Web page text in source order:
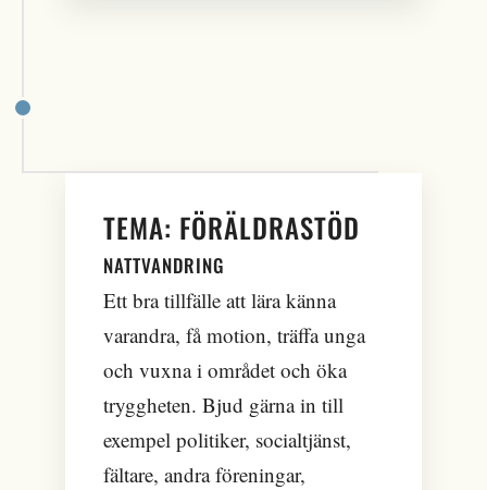
TEMA: FÖRÄLDRASTÖD
NATTVANDRING
Ett bra tillfälle att lära känna
varandra, få motion, träffa unga
och vuxna i området och öka
tryggheten. Bjud gärna in till
exempel politiker, socialtjänst,
fältare, andra föreningar,